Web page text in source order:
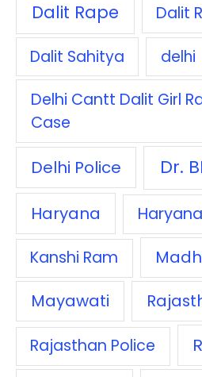
Dalit Rape Dalit
Dalit Sahitya delhi
Delhi Cantt Dalit Girl
Case
Delhi Police Dr.
Haryana
Kanshi Ram
Mayawati
Rajasthan Police